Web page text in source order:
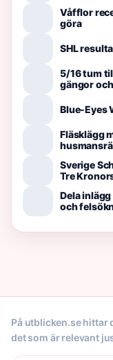
Våfflor
göra
SHL
5/16 tum
gängor
Blue-Eyes
Fläsklägg
Sverige
Tre
Dela
och
På utblicken.se
det som är relevant